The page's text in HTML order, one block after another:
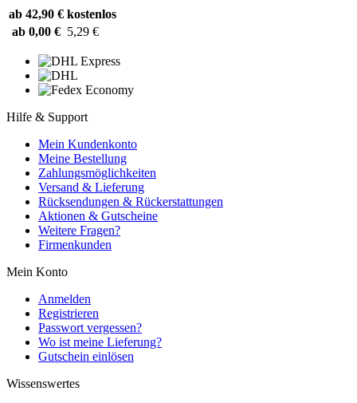
ab 42,90 € kostenlos
ab 0,00 € 5,29 €
Hilfe & Support
Mein Kundenkonto
Meine Bestellung
Zahlungsmöglichkeiten
Versand & Lieferung
Rücksendungen & Rückerstattungen
Aktionen & Gutscheine
Weitere Fragen?
Firmenkunden
Mein Konto
Anmelden
Registrieren
Passwort vergessen?
Wo ist meine Lieferung?
Gutschein einlösen
Wissenswertes